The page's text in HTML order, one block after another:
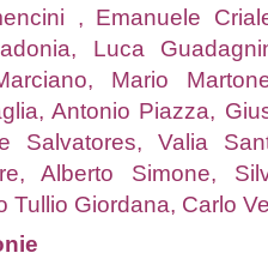
, Emanuele
Luca
Mario
Antonio Piazza,
Salvatores, Valia
Alberto Simone,
Tullio Giordana, Carlo